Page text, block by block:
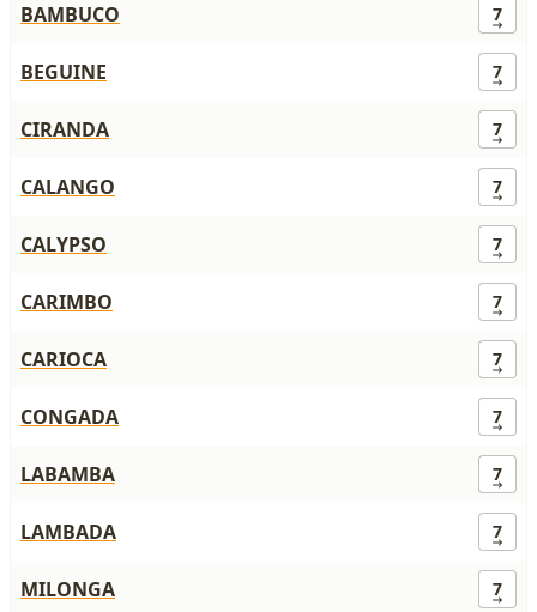
BAMBUCO 7
BEGUINE 7
CIRANDA 7
CALANGO 7
CALYPSO 7
CARIMBO 7
CARIOCA 7
CONGADA 7
LABAMBA 7
LAMBADA 7
MILONGA 7